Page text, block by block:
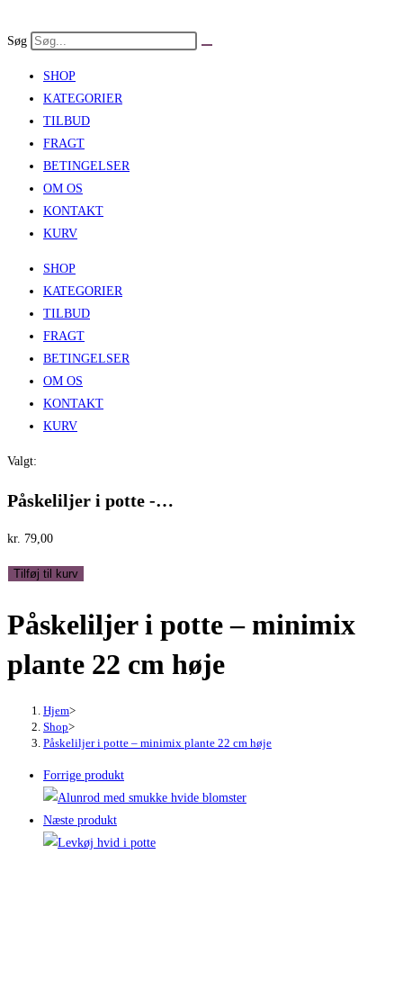
to
Søg
SHOP
KATEGORIER
TILBUD
FRAGT
BETINGELSER
OM OS
KONTAKT
KURV
SHOP
KATEGORIER
TILBUD
FRAGT
BETINGELSER
OM OS
KONTAKT
KURV
Valgt:
Påskeliljer i potte -…
kr. 79,00
Påskeliljer
potte
minimix
antal
Tilføj til kurv
Påskeliljer i potte – minimix
plante 22 cm høje
Hjem>
Shop>
Påskeliljer i potte – minimix plante 22 cm høje
Forrige produkt
Næste produkt